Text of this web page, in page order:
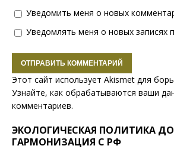
Уведомить меня о новых
Уведомлять меня о новых записях
Этот сайт использует Akismet для
Узнайте, как обрабатываются ваши
комментариев.
ЭКОЛОГИЧЕСКАЯ ПОЛИТИКА
ГАРМОНИЗАЦИЯ С РФ